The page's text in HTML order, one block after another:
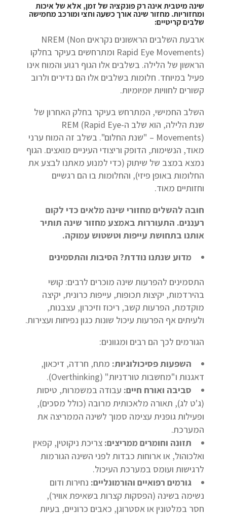
שינה מיטבית אינה רק פונקציה של זמן, אלא של איכות
ומחזוריות. מחזור שינה אורך כשעה וחצי ומורכב מחמישה
שלבים קריטיים:
ארבעת השלבים הראשונים נקראים NREM (Non
Rapid Eye Movements) ומתרחשים בעיקר בחלקו
הראשון של הלילה. בשלבים אלו הגוף רגוע והמוח אינו
פעיל במיוחד. חלומות בשלבים אלו הם נדירים ולרוב
קשורים לחוויות יומיומיות.
השלב החמישי, המתרחש בעיקר בחלק האחרון של
שנת הלילה, הוא שלב ה-REM (Rapid Eye
Movements) – "שנת החלום". בשלב זה המוח ערני
מאוד, הנשימות, הדופק וריצודי העיניים מואצים. הגוף
נמצא במצב של שיתוק (כדי למנוע מאתנו לבצע את
החלומות באופן פיזי), והחלומות בו הם רגשיים
וחזותיים מאוד.
חובה להשלים מחזורי שינה מלאים כדי לקום
רעננים. התעוררות באמצע מחזור שינה תותיר
אותנו בתחושת עייפות וטשטוש עמוקה.
מדוע שנתנו נודדת? הסיבות והתסמינים
התסמינים להפרעות שינה מוכרים לרבים: קושי
בהירדמות, יקיצות תכופות, עייפות כרונית, יקיצה
מוקדמת, הפרעות קשב, ריכוז וזיכרון, עצבנות,
ולעיתים אף הפרעות עיכול שונות כגון נפיחות ועצירות.
הגורמים לכך הם רבים ומגוונים:
השפעות פסיכולוגיות: מתח, חרדה, דיכאון,
דאגנות ו"מחשבות טורדניות" (Overthinking).
סביבה ואורח חיים: עבודה במשמרות, טיסות
(ג'ט לג), תאורה מלאכותית מרובה (כולל מסכים),
ופעילות גופנית עצימה סמוך לשינה הממריצה את
המערכת.
תזונה וחומרים ממריצים: צריכת ניקוטין, קפאין
ואלכוהול, או ארוחות כבדות לפני השינה הגורמות
לרגישות ועומס במערכת העיכול.
גורמים רפואיים והורמונליים: נחירות ודום
נשימה בשינה (הפסקות קצרות בשאיפת אוויר),
חסר במלטונין או אסטרוגן, כאבים כרוניים, בעיות